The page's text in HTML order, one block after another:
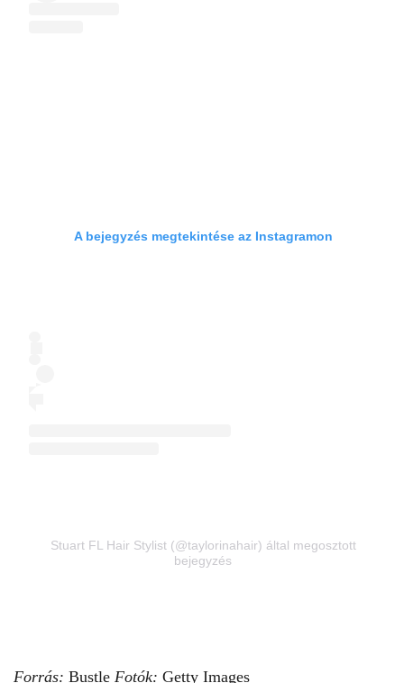
A bejegyzés megtekintése az Instagramon
Stuart FL Hair Stylist (@taylorinahair) által megosztott
bejegyzés
Forrás: Bustle Fotók: Getty Images